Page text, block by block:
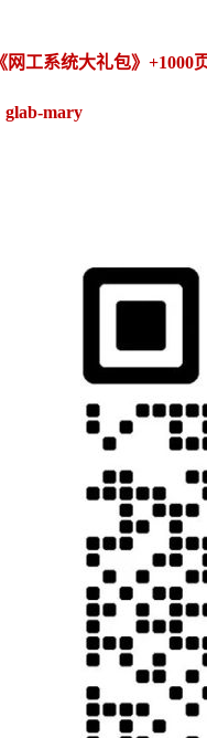
网工系统大礼包》+1000
mary